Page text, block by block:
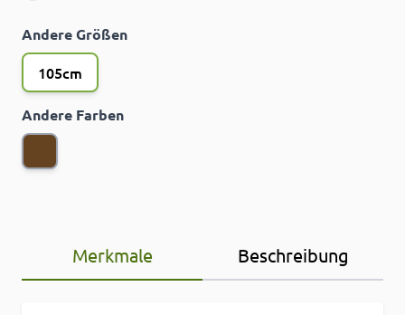
Andere Größen
105cm
Andere Farben
Merkmale Beschreibung